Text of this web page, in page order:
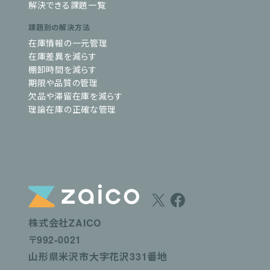
解決できる課題一覧
課題別の解決方法
在庫情報の一元管理
在庫差異を減らす
棚卸時間を減らす
期限や品質の管理
欠品や滞留在庫を減らす
理論在庫の正確な管理
株式会社ZAICO
〒992-0021
山形県米沢市大字花沢331番地